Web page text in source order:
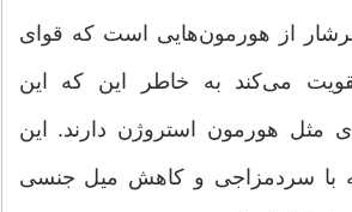
از هورمون‌هایی است که قوای
می‌کند به خاطر این که این
مثل هورمون استروژن دارند. این
که با سردمزاجی و کاهش میل جنسی